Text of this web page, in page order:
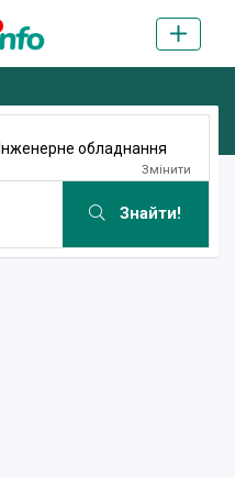
Інженерне обладнання
Змінити
Знайти!